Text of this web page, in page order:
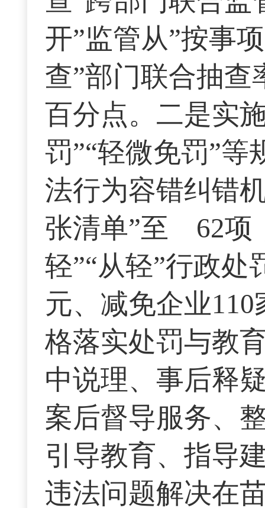
开”监管从”按事
查”部门联合抽查
百分点。二是实
罚”“轻微免罚”
法行为容错纠错
张清单”至 62项
轻”“从轻”行政处
元、减免企业
格落实处罚与教
中说理、事后释
案后督导服务、
引导教育、指导
违法问题解决在